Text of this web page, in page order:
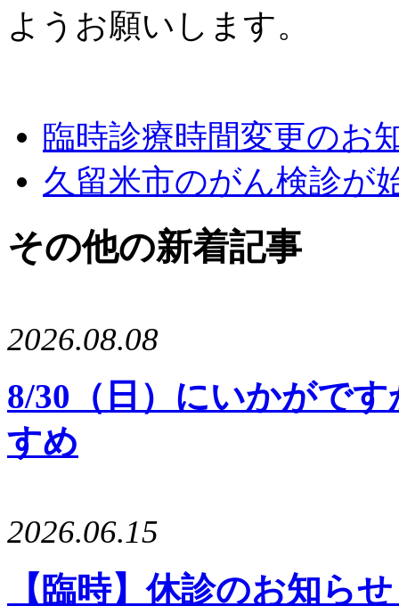
ようお願いします。
臨時診療時間変更のお
久留米市のがん検診が
その他の新着記事
2026.08.08
8/30（日）にいかがで
すめ
2026.06.15
【臨時】休診のお知ら